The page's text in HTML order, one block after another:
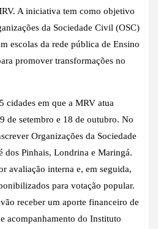
A iniciativa tem como objetivo
da Sociedade Civil (OSC)
escolas da rede pública de Ensino
promover transformações no
cidades em que a MRV atua
de setembro e 18 de outubro. No
Organizações da Sociedade
dos Pinhais, Londrina e Maringá.
avaliação interna e, em seguida,
para votação popular.
receber um aporte financeiro de
acompanhamento do Instituto